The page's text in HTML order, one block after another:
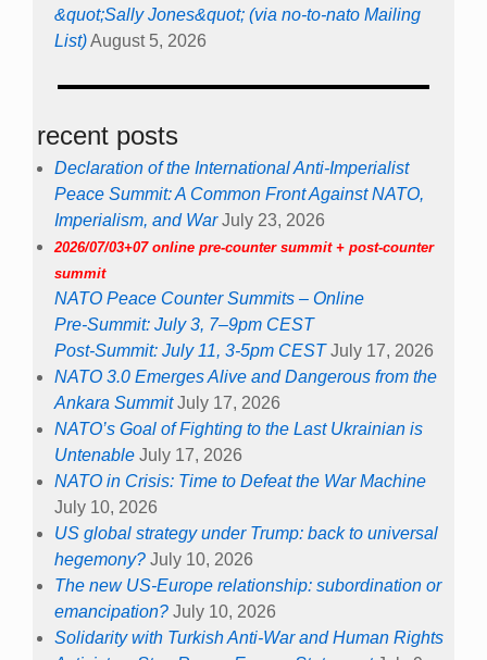
&quot;Sally Jones&quot; (via no-to-nato Mailing
List)August 5, 2026
recent posts
Declaration of the International Anti-Imperialist
Peace Summit: A Common Front Against NATO,
Imperialism, and War July 23, 2026
2026/07/03+07 online pre-counter summit + post-counter
summit
NATO Peace Counter Summits – Online
Pre-Summit: July 3, 7–9pm CEST
Post-Summit: July 11, 3-5pm CEST July 17, 2026
NATO 3.0 Emerges Alive and Dangerous from the
Ankara Summit July 17, 2026
NATO’s Goal of Fighting to the Last Ukrainian is
Untenable July 17, 2026
NATO in Crisis: Time to Defeat the War Machine
July 10, 2026
US global strategy under Trump: back to universal
hegemony? July 10, 2026
The new US-Europe relationship: subordination or
emancipation? July 10, 2026
Solidarity with Turkish Anti-War and Human Rights